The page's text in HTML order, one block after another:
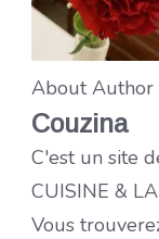
About Author
Couzina
C'est un site
CUISINE &
Vous